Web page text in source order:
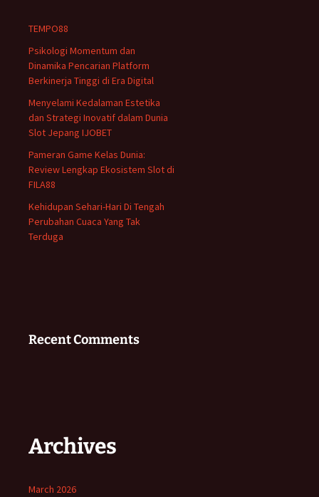
TEMPO88
Psikologi Momentum dan
Dinamika Pencarian Platform
Berkinerja Tinggi di Era Digital
Menyelami Kedalaman Estetika
dan Strategi Inovatif dalam Dunia
Slot Jepang IJOBET
Pameran Game Kelas Dunia:
Review Lengkap Ekosistem Slot di
FILA88
Kehidupan Sehari-Hari Di Tengah
Perubahan Cuaca Yang Tak
Terduga
Recent Comments
Archives
March 2026